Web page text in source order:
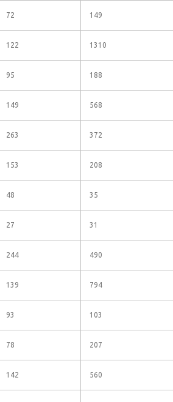
72 149
122 1310
95 188
149 568
263 372
153 208
48 35
27 31
244 490
139 794
93 103
78 207
142 560